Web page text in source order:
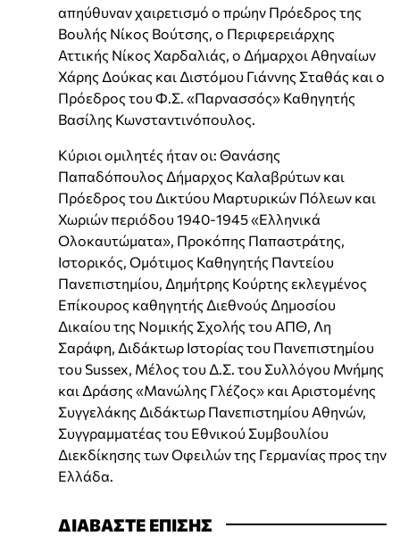
απηύθυναν χαιρετισμό ο πρώην Πρόεδρος της
Βουλής Νίκος Βούτσης, ο Περιφερειάρχης
Αττικής Νίκος Χαρδαλιάς, ο Δήμαρχοι Αθηναίων
Χάρης Δούκας και Διστόμου Γιάννης Σταθάς και ο
Πρόεδρος του Φ.Σ. «Παρνασσός» Καθηγητής
Βασίλης Κωνσταντινόπουλος.
Κύριοι ομιλητές ήταν οι: Θανάσης
Παπαδόπουλος Δήμαρχος Καλαβρύτων και
Πρόεδρος του Δικτύου Μαρτυρικών Πόλεων και
Χωριών περιόδου 1940-1945 «Ελληνικά
Ολοκαυτώματα», Προκόπης Παπαστράτης,
Ιστορικός, Ομότιμος Καθηγητής Παντείου
Πανεπιστημίου, Δημήτρης Κούρτης εκλεγμένος
Επίκουρος καθηγητής Διεθνούς Δημοσίου
Δικαίου της Νομικής Σχολής του ΑΠΘ, Λη
Σαράφη, Διδάκτωρ Ιστορίας του Πανεπιστημίου
του Sussex, Μέλος του Δ.Σ. του Συλλόγου Μνήμης
και Δράσης «Μανώλης Γλέζος» και Αριστομένης
Συγγελάκης Διδάκτωρ Πανεπιστημίου Αθηνών,
Συγγραμματέας του Εθνικού Συμβουλίου
Διεκδίκησης των Οφειλών της Γερμανίας προς την
Ελλάδα.
ΔΙΑΒΑΣΤΕ ΕΠΙΣΗΣ